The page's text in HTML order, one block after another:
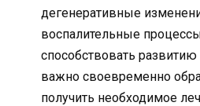
дегенеративные
воспалительные
способствовать
важно своевременно
получить необходимое